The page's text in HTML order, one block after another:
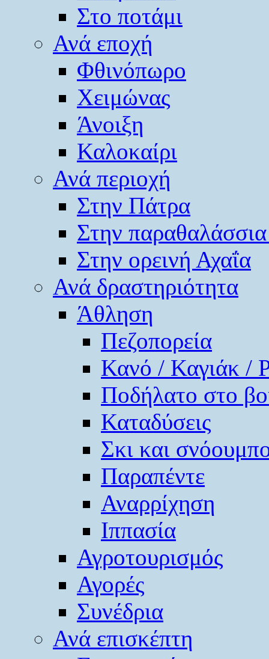
Στο ποτάμι
Ανά εποχή
Φθινόπωρο
Χειμώνας
Άνοιξη
Καλοκαίρι
Ανά περιοχή
Στην Πάτρα
Στην
Στην ορεινή Αχαΐα
Ανά δραστηριότητα
Άθληση
Πεζοπορεία
Κανό / Καγιάκ /
Ποδήλατο στο
Καταδύσεις
Σκι και
Παραπέντε
Αναρρίχηση
Ιππασία
Αγροτουρισμός
Αγορές
Συνέδρια
Ανά επισκέπτη